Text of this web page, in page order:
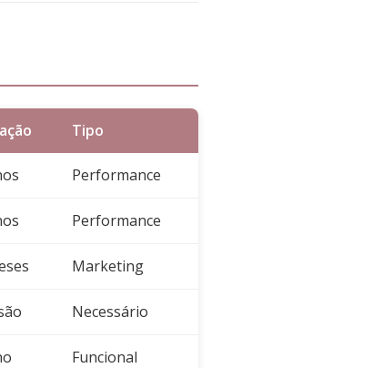
Tipo
Performance
Performance
Marketing
Necessário
Funcional